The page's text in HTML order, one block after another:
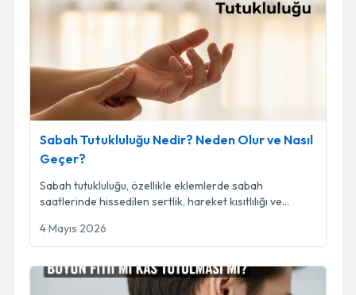
Sabah Tutukluluğu Nedir? Neden Olur ve Nasıl
Geçer?
Sabah tutukluluğu, özellikle eklemlerde sabah
saatlerinde hissedilen sertlik, hareket kısıtlılığı ve...
4 Mayıs 2026
Boyun Fıtığı mı Kas Tutulması Mı?